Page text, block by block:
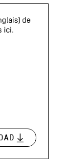
de
ici.